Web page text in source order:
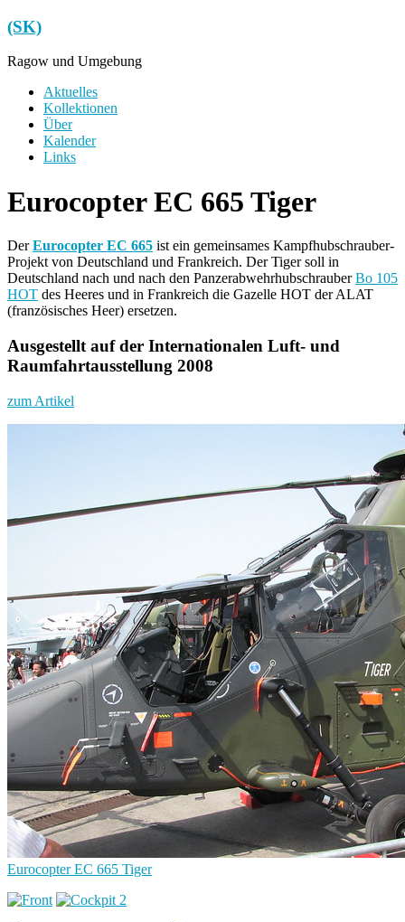
Zum
Inhalt
springen
(SK)
Ragow und Umgebung
Menü
Aktuelles
Kollektionen
Über
Kalender
Links
Eurocopter EC 665 Tiger
DerEurocopter EC 665 ist ein gemeinsames Kampfhubschrauber-
Projekt von Deutschland und Frankreich. Der Tiger soll in
Deutschland nach und nach den PanzerabwehrhubschrauberBo 105
HOT des Heeres und in Frankreich die Gazelle HOT der ALAT
(französisches Heer) ersetzen.
Ausgestellt auf der Internationalen Luft- und
Raumfahrtausstellung 2008
zum Artikel
Eurocopter EC 665 Tiger